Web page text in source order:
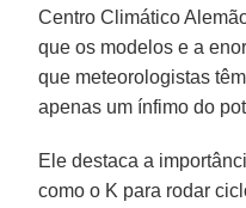
Centro Climático
que os modelos e a
que meteorologistas
apenas um ínfimo do
Ele destaca a
como o K para rodar